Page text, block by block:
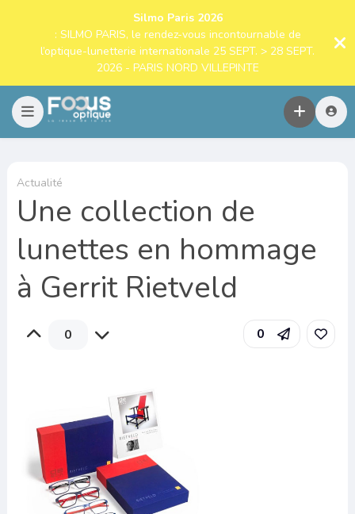
Silmo Paris 2026
: SILMO PARIS, le rendez-vous incontournable de
l’optique-lunetterie internationale 25 SEPT. > 28 SEPT.
2026 - PARIS NORD VILLEPINTE
Actualité
Une collection de
lunettes en hommage
à Gerrit Rietveld
0 0